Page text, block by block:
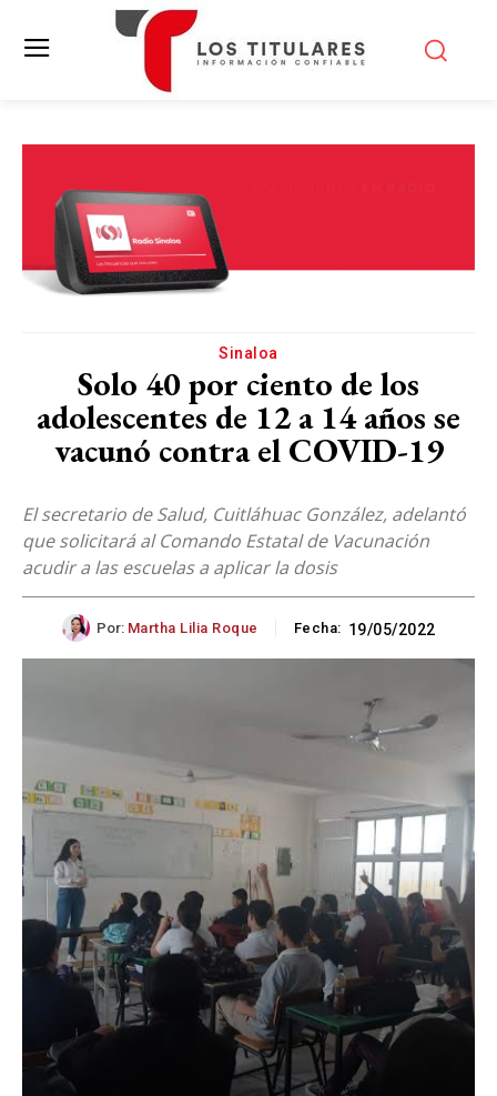
Sinaloa
Solo 40 por ciento de los
adolescentes de 12 a 14 años se
vacunó contra el COVID-19
El secretario de Salud, Cuitláhuac González, adelantó
que solicitará al Comando Estatal de Vacunación
acudir a las escuelas a aplicar la dosis
Por: Martha Lilia Roque Fecha: 19/05/2022